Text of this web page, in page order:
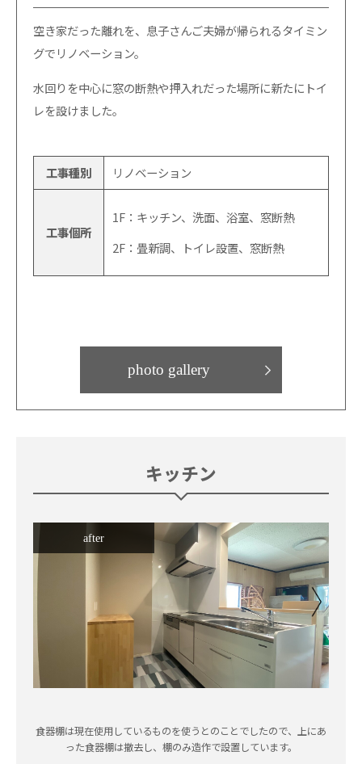
空き家だった離れを、息子さんご夫婦が帰られるタイミン
グでリノベーション。
水回りを中心に窓の断熱や押入れだった場所に新たにトイ
レを設けました。
工事種別 リノベーション
工事個所
1F：キッチン、洗面、浴室、窓断熱
2F：畳新調、トイレ設置、窓断熱
photo gallery
キッチン
after
食器棚は現在使用しているものを使うとのことでしたので、上にあ
った食器棚は撤去し、棚のみ造作で設置しています。